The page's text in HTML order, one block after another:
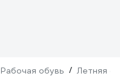
Рабочая обувь / Летняя